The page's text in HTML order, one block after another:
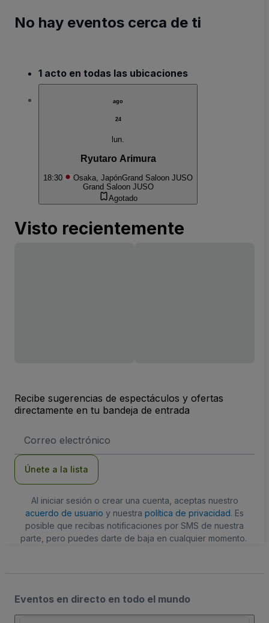
No hay eventos cerca de ti
1 acto en todas las ubicaciones
ago
24
lun.
Ryutaro Arimura
18:30 Osaka, JapónGrand Saloon JUSO
Grand Saloon JUSO
Agotado
Visto recientemente
Recibe sugerencias de espectáculos y ofertas
directamente en tu bandeja de entrada
de
Únete a la lista
Al iniciar sesión o crear una cuenta, aceptas nuestro
acuerdo de usuario y nuestra política de privacidad. Es
posible que recibas notificaciones por SMS de nuestra
parte, pero puedes darte de baja en cualquier momento.
Eventos en directo en todo el mundo